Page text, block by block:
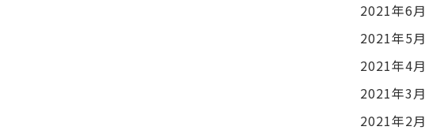
2021年6月
2021年5月
2021年4月
2021年3月
2021年2月